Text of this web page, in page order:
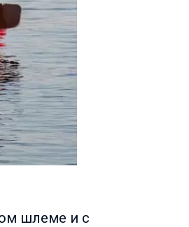
шлеме и с